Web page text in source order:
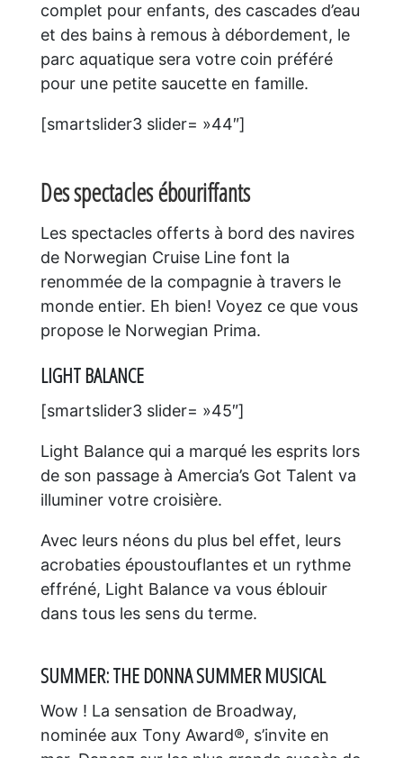
complet pour enfants, des cascades d’eau
et des bains à remous à débordement, le
parc aquatique sera votre coin préféré
pour une petite saucette en famille.
[smartslider3 slider= »44″]
Des spectacles ébouriffants
Les spectacles offerts à bord des navires
de Norwegian Cruise Line font la
renommée de la compagnie à travers le
monde entier. Eh bien! Voyez ce que vous
propose le Norwegian Prima.
LIGHT BALANCE
[smartslider3 slider= »45″]
Light Balance qui a marqué les esprits lors
de son passage à Amercia’s Got Talent va
illuminer votre croisière.
Avec leurs néons du plus bel effet, leurs
acrobaties époustouflantes et un rythme
effréné, Light Balance va vous éblouir
dans tous les sens du terme.
SUMMER: THE DONNA SUMMER MUSICAL
Wow ! La sensation de Broadway,
nominée aux Tony Award®, s’invite en